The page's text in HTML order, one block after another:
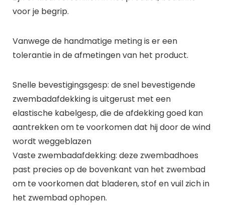
voor je begrip.
Vanwege de handmatige meting is er een
tolerantie in de afmetingen van het product.
Snelle bevestigingsgesp: de snel bevestigende
zwembadafdekking is uitgerust met een
elastische kabelgesp, die de afdekking goed kan
aantrekken om te voorkomen dat hij door de wind
wordt weggeblazen
Vaste zwembadafdekking: deze zwembadhoes
past precies op de bovenkant van het zwembad
om te voorkomen dat bladeren, stof en vuil zich in
het zwembad ophopen.